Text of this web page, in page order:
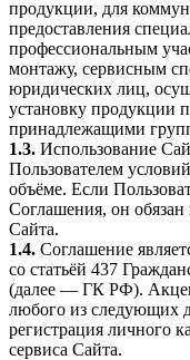
продукции, для
предоставления
профессиональным
монтажу, сервисным
юридических лиц,
установку продукции
принадлежащими
1.3. Использование
Пользователем
объёме. Если
Соглашения, он обязан
Сайта.
1.4. Соглашение
со статьёй 437
(далее — ГК РФ).
любого из следующих
регистрация личного
сервиса Сайта.